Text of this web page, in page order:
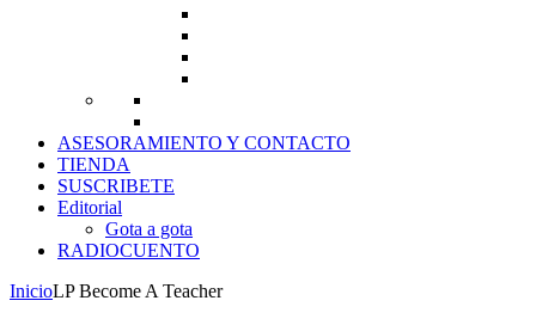
ASESORAMIENTO Y CONTACTO
TIENDA
SUSCRIBETE
Editorial
Gota a gota
RADIOCUENTO
InicioLP Become A Teacher